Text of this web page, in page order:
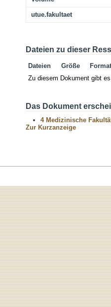
utue.fakultaet
Dateien zu dieser
Dateien Größe
Format
Zu diesem Dokument gibt
Das Dokument
4 Medizinische
Zur Kurzanzeige